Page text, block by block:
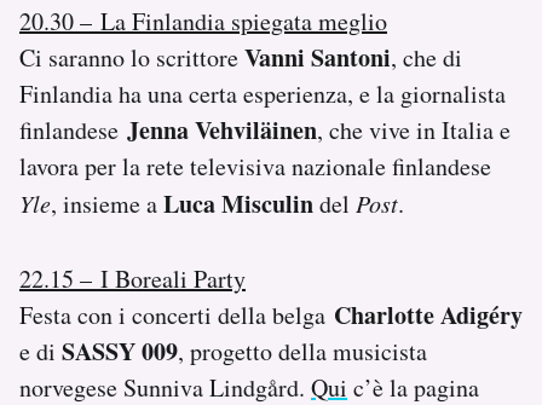
20.30 – La Finlandia spiegata meglio
Ci saranno lo scrittoreVanni Santoni, che di
Finlandia ha una certa esperienza, e la giornalista
finlandese Jenna Vehviläinen, che vive in Italia e
lavora per la rete televisiva nazionale finlandese
Yle, insieme aLuca Misculindel Post.
22.15 – I Boreali Party
Festa con i concerti della belga Charlotte Adigéry
e di SASSY 009, progetto della musicista
norvegese Sunniva Lindgård. Qui c’è la pagina